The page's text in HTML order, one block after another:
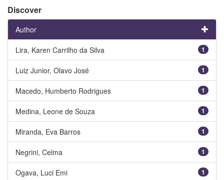
Discover
Author
1
Lira, Karen Carrilho da Silva
1
Luiz Junior, Olavo José
1
Macedo, Humberto Rodrigues
1
Medina, Leone de Souza
1
Miranda, Eva Barros
1
Negrini, Celma
1
Ogava, Luci Emi